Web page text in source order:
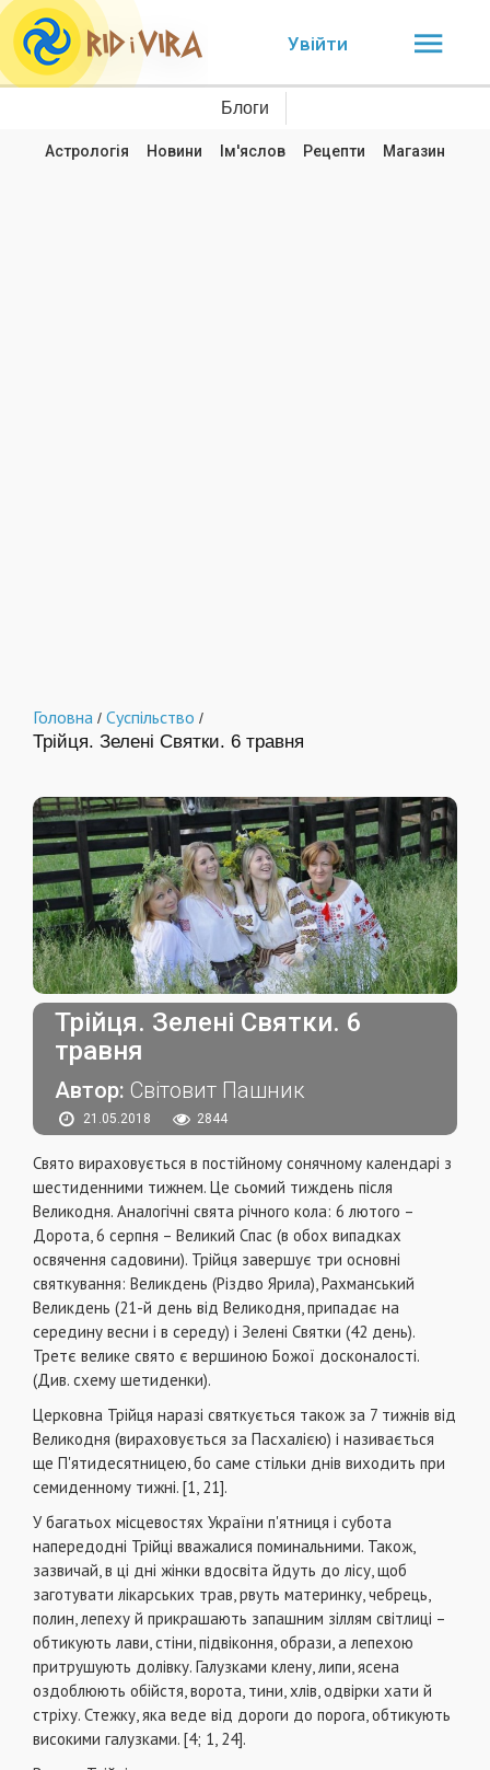
Увійти
Блоги
Астрологія Новини Ім'яслов Рецепти Магазин
Головна / Суспільство /
Трійця. Зелені Святки. 6 травня
Трійця. Зелені Святки. 6
травня
Автор: Світовит Пашник
21.05.2018 2844
Свято вираховується в постійному сонячному календарі з
шестиденними тижнем. Це сьомий тиждень після
Великодня. Аналогічні свята річного кола: 6 лютого –
Дорота, 6 серпня – Великий Спас (в обох випадках
освячення садовини). Трійця завершує три основні
святкування: Великдень (Різдво Ярила), Рахманський
Великдень (21-й день від Великодня, припадає на
середину весни і в середу) і Зелені Святки (42 день).
Третє велике свято є вершиною Божої досконалості.
(Див. схему шетиденки).
Церковна Трійця наразі святкується також за 7 тижнів від
Великодня (вираховується за Пасхалією) і називається
ще П'ятидесятницею, бо саме стільки днів виходить при
семиденному тижні. [1, 21].
У багатьох місцевостях України п'ятниця і субота
напередодні Трійці вважалися поминальними. Також,
зазвичай, в ці дні жінки вдосвіта йдуть до лісу, щоб
заготувати лікарських трав, рвуть материнку, чебрець,
полин, лепеху й прикрашають запашним зіллям світлиці –
обтикують лави, стіни, підвіконня, образи, а лепехою
притрушують долівку. Галузками клену, липи, ясена
оздоблюють обійстя, ворота, тини, хлів, одвірки хати й
стріху. Стежку, яка веде від дороги до порога, обтикують
високими галузками. [4; 1, 24].